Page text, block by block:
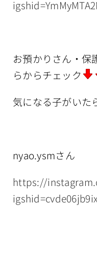
お預かりさん・保
らからチェック
気になる子がいた
nyao.ysmさん
https://